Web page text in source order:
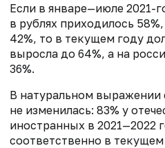
Если в январе—июле 2021-
в рублях приходилось
42%, то в текущем году
выросла до 64%, а на
36%.
В натуральном выражении
не изменилась: 83% у
иностранных в 2021—2022
соответственно в текущем